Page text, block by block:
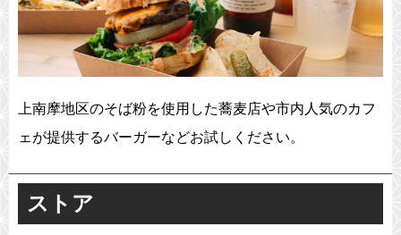
上南摩地区のそば粉を使用した蕎麦店や市内人気のカフ
ェが提供するバーガーなどお試しください。
ストア